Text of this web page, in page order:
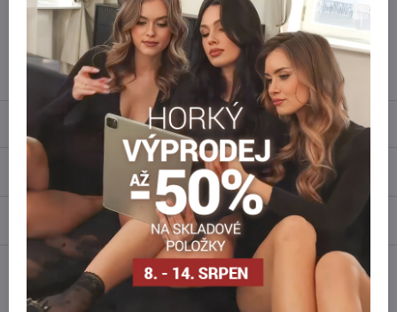
Kontaktujte nás na mail, zboží pro Vás doskladníme!
info​@everlady​.eu
Recenze
Diskuse 0
FacebookTwitterBlueskyPinterestReddit LinkedIn WhatsApp